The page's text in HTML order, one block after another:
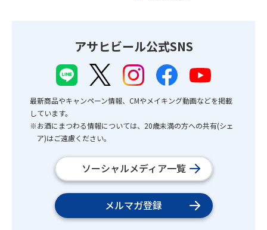
アサヒビール公式SNS
最新商品やキャンペーン情報、CMやメイキング動画などを掲載
しています。
※お酒にまつわる情報については、20歳未満の方への共有(シェ
ア)はご遠慮ください。
ソーシャルメディア一覧
メルマガ登録